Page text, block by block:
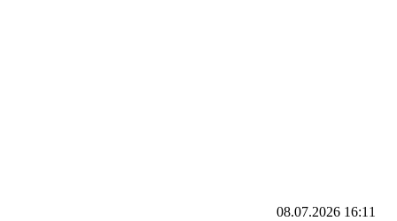
08.07.2026 16:11